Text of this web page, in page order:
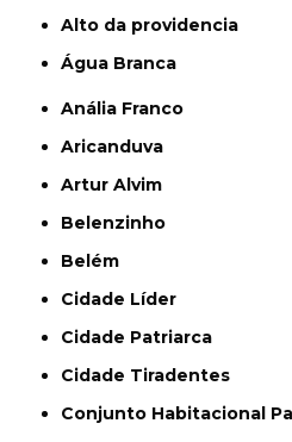
alto da providencia
Água Branca
Anália Franco
Aricanduva
Artur Alvim
Belenzinho
Belém
Cidade Líder
Cidade Patriarca
Cidade Tiradentes
Conjunto Habitacional